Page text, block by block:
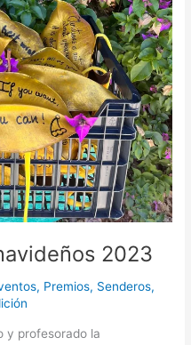
2023
, Premios, Senderos,
y profesorado la